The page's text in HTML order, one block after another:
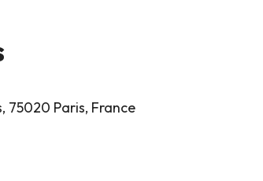
75020 Paris, France